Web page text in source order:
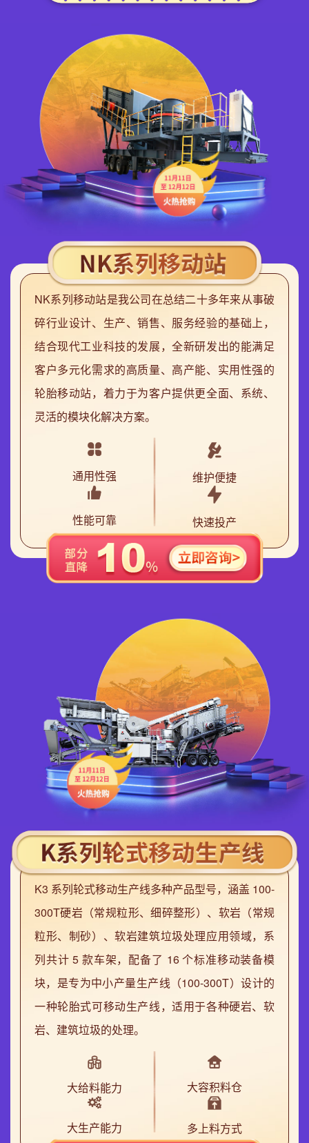
NK系列移动站是我公司在总结二十多年来从事破
碎行业设计、生产、销售、服务经验的基础上，
结合现代工业科技的发展，全新研发出的能满足
客户多元化需求的高质量、高产能、实用性强的
轮胎移动站，着力于为客户提供更全面、系统、
灵活的模块化解决方案。
通用性强 维护便捷
性能可靠 快速投产
K3 系列轮式移动生产线多种产品型号，涵盖 100-
300T硬岩（常规粒形、细碎整形）、软岩（常规
粒形、制砂）、软岩建筑垃圾处理应用领域，系
列共计 5 款车架，配备了 16 个标准移动装备模
块，是专为中小产量生产线（100-300T）设计的
一种轮胎式可移动生产线，适用于各种硬岩、软
岩、建筑垃圾的处理。
大给料能力 大容积料仓
大生产能力 多上料方式